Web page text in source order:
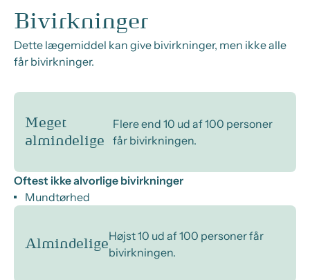
Bivirkninger
Dette lægemiddel kan give bivirkninger, men ikke alle
får bivirkninger.
Meget
almindelige
Flere end 10 ud af 100 personer
får bivirkningen.
Oftest ikke alvorlige bivirkninger
Mundtørhed
Almindelige
Højst 10 ud af 100 personer får
bivirkningen.